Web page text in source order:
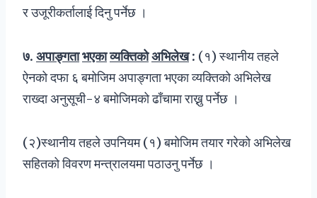
र उजूरीकर्तालाई दिनु पर्नेछ ।
७. अपाङ्गताभएकाव्यक्तिकोअभिलेख : (१) स्थानीय तहले
ऐनको दफा ६ बमोजिम अपाङ्गता भएका व्यक्तिको अभिलेख
राख्दा अनुसूची-४ बमोजिमको ढाँचामा राख्नु पर्नेछ ।
(२)स्थानीय तहले उपनियम (१) बमोजिम तयार गरेको अभिलेख
सहितको विवरण मन्त्रालयमा पठाउनु पर्नेछ ।